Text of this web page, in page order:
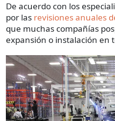
De acuerdo con los
por las revisiones anuales
que muchas compañías
expansión o instalación en